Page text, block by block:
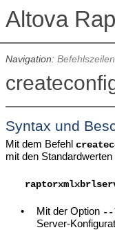
Navigation:
Syntax und
Mit dem Befehl
mit den
• Mit der Option --
Server-